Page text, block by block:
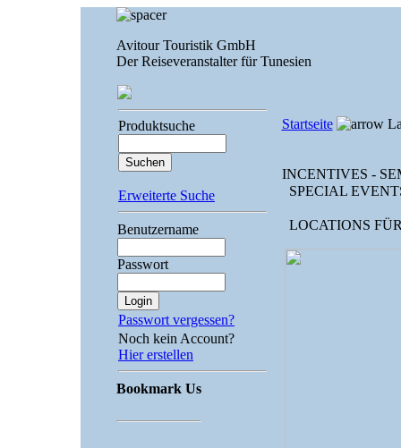
Avitour Touristik GmbH
Der Reiseveranstalter für Tunesien
Produktsuche
Erweiterte Suche
Benutzername
Passwort
Passwort vergessen?
Noch kein Account?
Hier erstellen
Bookmark Us
Startseite
INCENTIVES -
SPECIAL
LOCATIONS